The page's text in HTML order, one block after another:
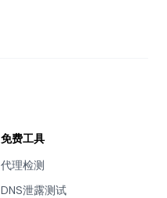
免费工具
代理检测
DNS泄露测试